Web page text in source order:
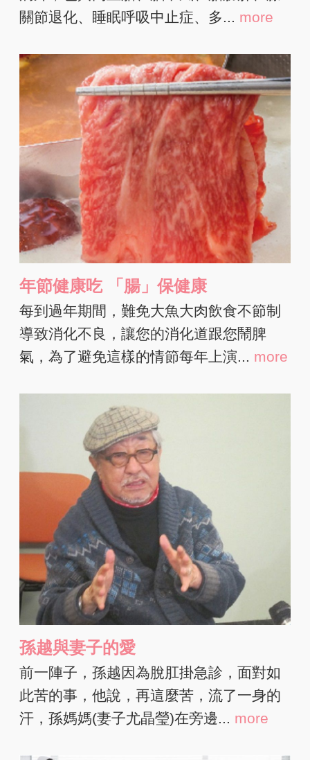
關節退化、睡眠呼吸中止症、多... more
年節健康吃 「腸」保健康
每到過年期間，難免大魚大肉飲食不節制
導致消化不良，讓您的消化道跟您鬧脾
氣，為了避免這樣的情節每年上演... more
孫越與妻子的愛
前一陣子，孫越因為脫肛掛急診，面對如
此苦的事，他說，再這麼苦，流了一身的
汗，孫媽媽(妻子尤晶瑩)在旁邊... more